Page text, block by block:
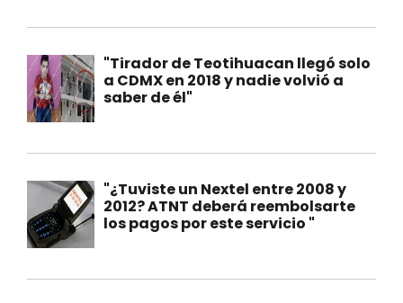
"Tirador de Teotihuacan llegó solo
a CDMX en 2018 y nadie volvió a
saber de él"
"¿Tuviste un Nextel entre 2008 y
2012? ATNT deberá reembolsarte
los pagos por este servicio "